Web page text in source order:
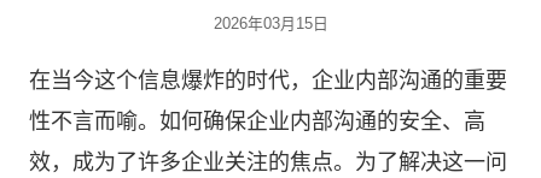
2026年03月15日
在当今这个信息爆炸的时代，企业内部沟通的重要
性不言而喻。如何确保企业内部沟通的安全、高
效，成为了许多企业关注的焦点。为了解决这一问